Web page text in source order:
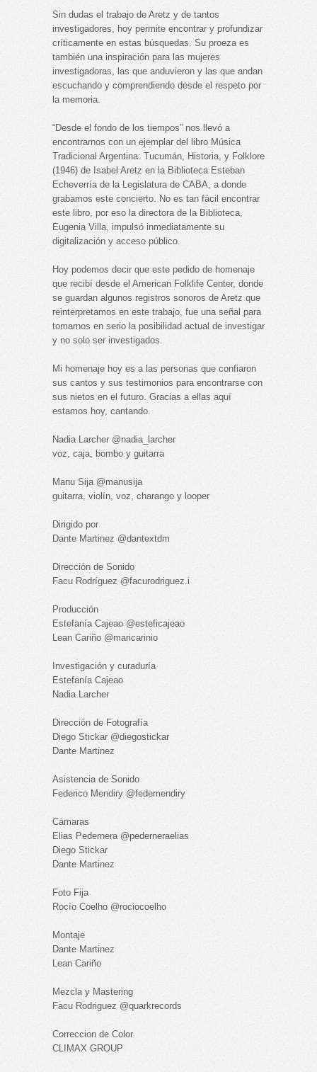
Sin dudas el trabajo de Aretz y de tantos
investigadores, hoy permite encontrar y profundizar
críticamente en estas búsquedas. Su proeza es
también una inspiración para las mujeres
investigadoras, las que anduvieron y las que andan
escuchando y comprendiendo desde el respeto por
la memoria.
“Desde el fondo de los tiempos” nos llevó a
encontrarnos con un ejemplar del libro Música
Tradicional Argentina: Tucumán, Historia, y Folklore
(1946) de Isabel Aretz en la Biblioteca Esteban
Echeverría de la Legislatura de CABA, a donde
grabamos este concierto. No es tan fácil encontrar
este libro, por eso la directora de la Biblioteca,
Eugenia Villa, impulsó inmediatamente su
digitalización y acceso público.
Hoy podemos decir que este pedido de homenaje
que recibí desde el American Folklife Center, donde
se guardan algunos registros sonoros de Aretz que
reinterpretamos en este trabajo, fue una señal para
tomarnos en serio la posibilidad actual de investigar
y no solo ser investigados.
Mi homenaje hoy es a las personas que confiaron
sus cantos y sus testimonios para encontrarse con
sus nietos en el futuro. Gracias a ellas aquí
estamos hoy, cantando.
Nadia Larcher @nadia_larcher
voz, caja, bombo y guitarra
Manu Sija @manusija
guitarra, violín, voz, charango y looper
Dirigido por
Dante Martinez @dantextdm
Dirección de Sonido
Facu Rodríguez @facurodriguez.i
Producción
Estefanía Cajeao @esteficajeao
Lean Cariño @maricarinio
Investigación y curaduría
Estefanía Cajeao
Nadia Larcher
Dirección de Fotografía
Diego Stickar @diegostickar
Dante Martinez
Asistencia de Sonido
Federico Mendiry @fedemendiry
Cámaras
Elias Pedernera @pederneraelias
Diego Stickar
Dante Martinez
Foto Fija
Rocío Coelho @rociocoelho
Montaje
Dante Martinez
Lean Cariño
Mezcla y Mastering
Facu Rodriguez @quarkrecords
Correccion de Color
CLIMAX GROUP